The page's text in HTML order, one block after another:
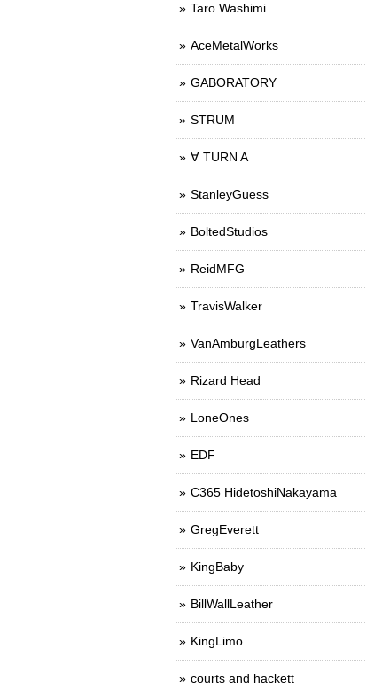
Taro Washimi
AceMetalWorks
GABORATORY
STRUM
∀ TURN A
StanleyGuess
BoltedStudios
ReidMFG
TravisWalker
VanAmburgLeathers
Rizard Head
LoneOnes
EDF
C365 HidetoshiNakayama
GregEverett
KingBaby
BillWallLeather
KingLimo
courts and hackett